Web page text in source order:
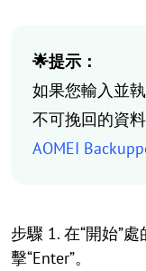
🌟提示：
如果您輸入並
不可挽回的資
AOMEI
步驟 1. 在“開始”
擊“Enter”。